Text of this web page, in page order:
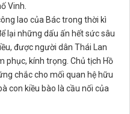
Vinh.
lao của Bác trong thời kì
lại những dấu ấn hết sức sâu
được người dân Thái Lan
phục, kính trọng. Chủ tịch Hồ
chắc cho mối quan hệ hữu
con kiều bào là cầu nối của